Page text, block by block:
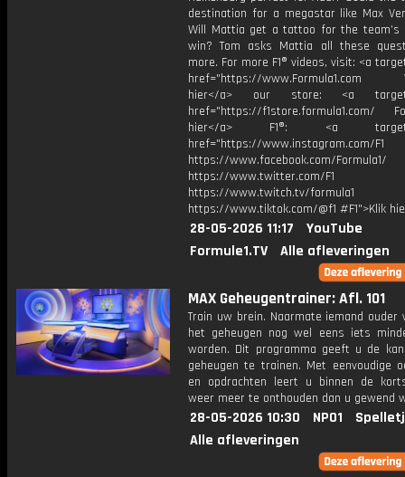
destination for a megastar like Max
Will Mattia get a tattoo for the
win? Tom asks Mattia all these
more. For more F1® videos, visit: <a
href="https://www.Formula1.com
hier</a> our store: <a
href="https://f1store.formula1.com/
hier</a> F1®: <a
href="https://www.instagram.com/F1
https://www.facebook.com/Formula1/
https://www.twitter.com/F1
https://www.twitch.tv/formula1
https://www.tiktok.com/@f1 #F1">Klik
28-05-2026 11:17
YouTube
Formule1.TV
Alle afleveringen
MAX Geheugentrainer: Afl. 101
Train uw brein. Naarmate iemand ouder
het geheugen nog wel eens iets
worden. Dit programma geeft u de
geheugen te trainen. Met eenvoudige
en opdrachten leert u binnen de
weer meer te onthouden dan u gewend
28-05-2026 10:30 NPO1
Alle afleveringen